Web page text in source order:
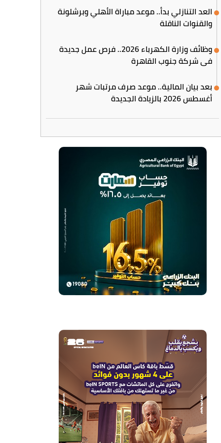
العد التنازلي بدأ.. موعد مباراة الأهلي وبرشلونة
والقنوات الناقلة
وظائف وزارة الكهرباء 2026.. فرص عمل جديدة
في شركة جنوب القاهرة
بعد بيان المالية.. موعد صرف مرتبات شهر
أغسطس 2026 بالزيادة الجديدة